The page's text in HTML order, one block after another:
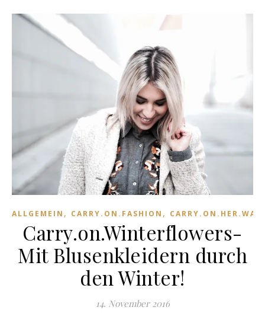
ALLGEMEIN , CARRY.ON.FASHION ,
Carry.on.Winterflowers-
Mit Blusenkleidern durch
den Winter!
14. November 2016